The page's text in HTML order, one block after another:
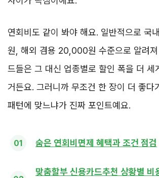
연회비도 같이 봐야 해요. 일반적으로 국
원, 해외 겸용 20,000원 수준으로 알려
드들은 그 대신 업종별로 할인 폭을 더 세
거든요. 그러니까 무조건 한 장이 더 좋다
패턴에 맞느냐가 진짜 포인트예요.
숨은 연회비면제 혜택과 조건 점검
맞춤할부 신용카드추천 상황별 비